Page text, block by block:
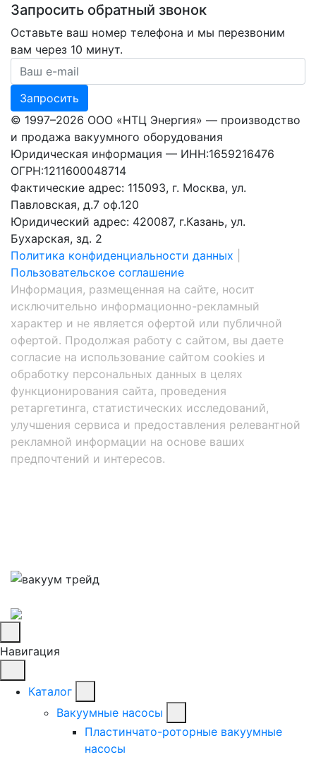
Запросить обратный звонок
Оставьте ваш номер телефона и мы перезвоним
вам через 10 минут.
Ваш номер телефона
Запросить
© 1997–2026 ООО «НТЦ Энергия» — производство
и продажа вакуумного оборудования
Юридическая информация — ИНН:1659216476
ОГРН:1211600048714
Фактические адрес: 115093, г. Москва, ул.
Павловская, д.7 оф.120
Юридический адрес: 420087, г.Казань, ул.
Бухарская, зд. 2
Политика конфиденциальности данных
Пользовательское соглашение
Информация, размещенная на сайте, носит
исключительно информационно-рекламный
характер и не является офертой или публичной
офертой. Продолжая работу с сайтом, вы даете
согласие на использование сайтом cookies и
обработку персональных данных в целях
функционирования сайта, проведения
ретаргетинга, статистических исследований,
улучшения сервиса и предоставления релевантной
рекламной информации на основе ваших
предпочтений и интересов.
Навигация
Каталог
Вакуумные насосы
Пластинчато-роторные вакуумные
насосы